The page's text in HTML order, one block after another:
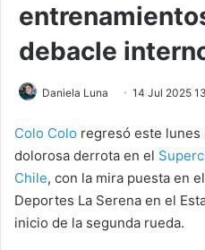
debacle
Daniela Luna 14 Jul 2025
Colo Colo regresó este lunes
dolorosa derrota en el
Chile, con la mira puesta en
Deportes La Serena en el
inicio de la segunda rueda.